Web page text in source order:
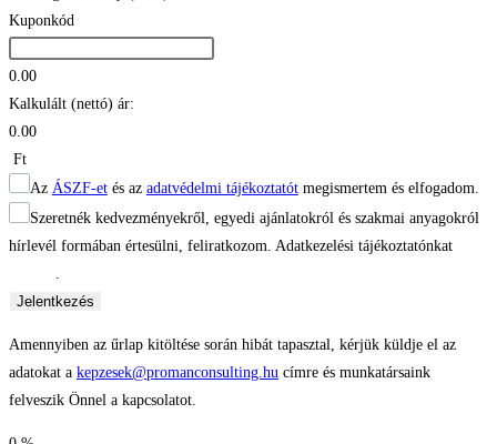
Kuponkód
0.00
Kalkulált (nettó) ár:
0.00
Ft
Az ÁSZF-etés az adatvédelmi tájékoztatótmegismertem és elfogadom.
Szeretnék kedvezményekről, egyedi ajánlatokról és szakmai anyagokról
hírlevél formában értesülni, feliratkozom. Adatkezelési tájékoztatónkat
.
Jelentkezés
Amennyiben az űrlap kitöltése során hibát tapasztal, kérjük küldje el az
adatokat a kepzesek@promanconsulting.hu címre és munkatársaink
felveszik Önnel a kapcsolatot.